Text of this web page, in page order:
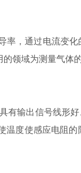
，通过电流变
领域为测量气体的
输出信号线形
度使感应电阻